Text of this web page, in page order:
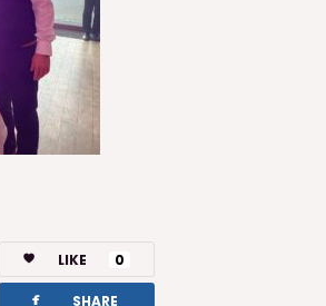
LIKE 0
facebook SHARE